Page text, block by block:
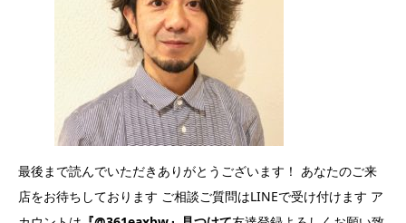
最後まで読んでいただきありがとうございます！ あなたのご来
店をお待ちしております ご相談ご質問はLINEで受け付けます ア